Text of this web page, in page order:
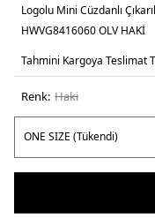
Logolu Mini Cüzdanlı
HWVG8416060 OLV HAKİ
Tahmini Kargoya Teslimat
Renk: haki̇